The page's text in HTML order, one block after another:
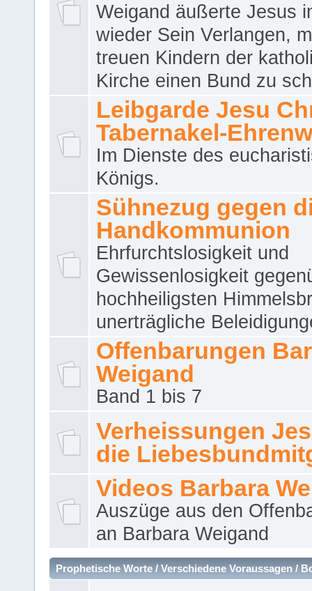
Weigand äußerte Jesus
wieder Sein Verlangen,
treuen Kindern der
Kirche einen Bund zu
Leibgarde Jesu
Tabernakel-
Im Dienste des
Königs.
Sühnezug gegen
Handkommunion
Ehrfurchtslosigkeit und
Gewissenlosigkeit
hochheiligsten
unerträgliche
Offenbarungen
Weigand
Band 1 bis 7
Verheissungen
die
Videos Barbara
Auszüge aus den
an Barbara Weigand
Prophetische Worte / Verschiedene Voraussagen /